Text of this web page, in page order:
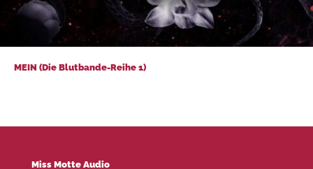
MEIN (Die Blutbande-Reihe 1)
MEIN (Die Blutbande-Reihe 1)
Miss Motte Audio